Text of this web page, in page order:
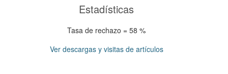
Estadísticas
Tasa de rechazo = 58 %
Ver descargas y visitas de artículos